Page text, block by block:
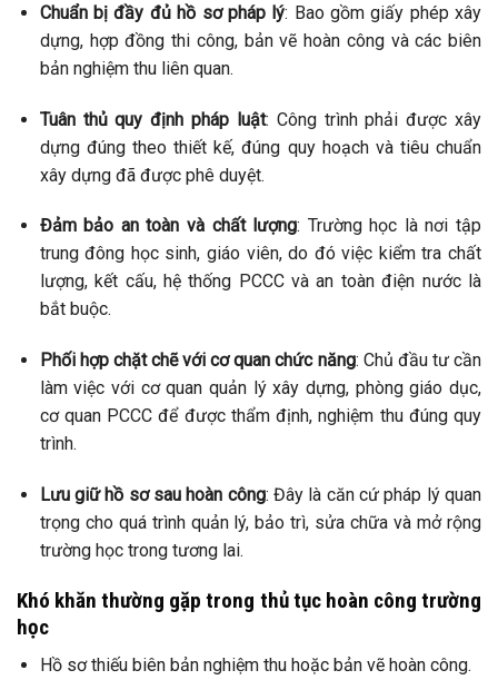
Chuẩn bị đầy đủ hồ sơ pháp lý: Bao gồm giấy phép xây
dựng, hợp đồng thi công, bản vẽ hoàn công và các biên
bản nghiệm thu liên quan.
Tuân thủ quy định pháp luật: Công trình phải được xây
dựng đúng theo thiết kế, đúng quy hoạch và tiêu chuẩn
xây dựng đã được phê duyệt.
Đảm bảo an toàn và chất lượng: Trường học là nơi tập
trung đông học sinh, giáo viên, do đó việc kiểm tra chất
lượng, kết cấu, hệ thống PCCC và an toàn điện nước là
bắt buộc.
Phối hợp chặt chẽ với cơ quan chức năng: Chủ đầu tư cần
làm việc với cơ quan quản lý xây dựng, phòng giáo dục,
cơ quan PCCC để được thẩm định, nghiệm thu đúng quy
trình.
Lưu giữ hồ sơ sau hoàn công: Đây là căn cứ pháp lý quan
trọng cho quá trình quản lý, bảo trì, sửa chữa và mở rộng
trường học trong tương lai.
Khó khăn thường gặp trong thủ tục hoàn công trường
học
Hồ sơ thiếu biên bản nghiệm thu hoặc bản vẽ hoàn công.